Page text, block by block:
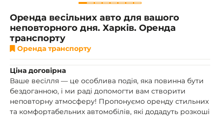
Оренда весільних авто для вашого
неповторного дня. Харків. Оренда
транспорту
Оренда транспорту
Ціна договірна
Ваше весілля — це особлива подія, яка повинна бути
бездоганною, і ми раді допомогти вам створити
неповторну атмосферу! Пропонуємо оренду стильних
та комфортабельних автомобілів, які додадуть розкоші